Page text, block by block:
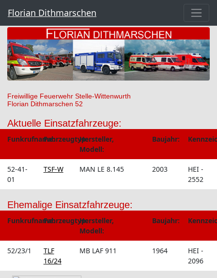
Florian Dithmarschen
Freiwillige Feuerwehr Stelle-Wittenwurth
Florian Dithmarschen 52
Aktuelle Einsatzfahrzeuge:
Funkrufname:Fahrzeugtyp:Hersteller,
Modell:
Baujahr:
52-41-
01
TSF-W MAN LE 8.145 2003
HEI -
2552
Ehemalige Einsatzfahrzeuge:
Funkrufname:Fahrzeugtyp:Hersteller,
Modell:
Baujahr:
52/23/1
TLF
16/24
MB LAF 911 1964
HEI -
2096